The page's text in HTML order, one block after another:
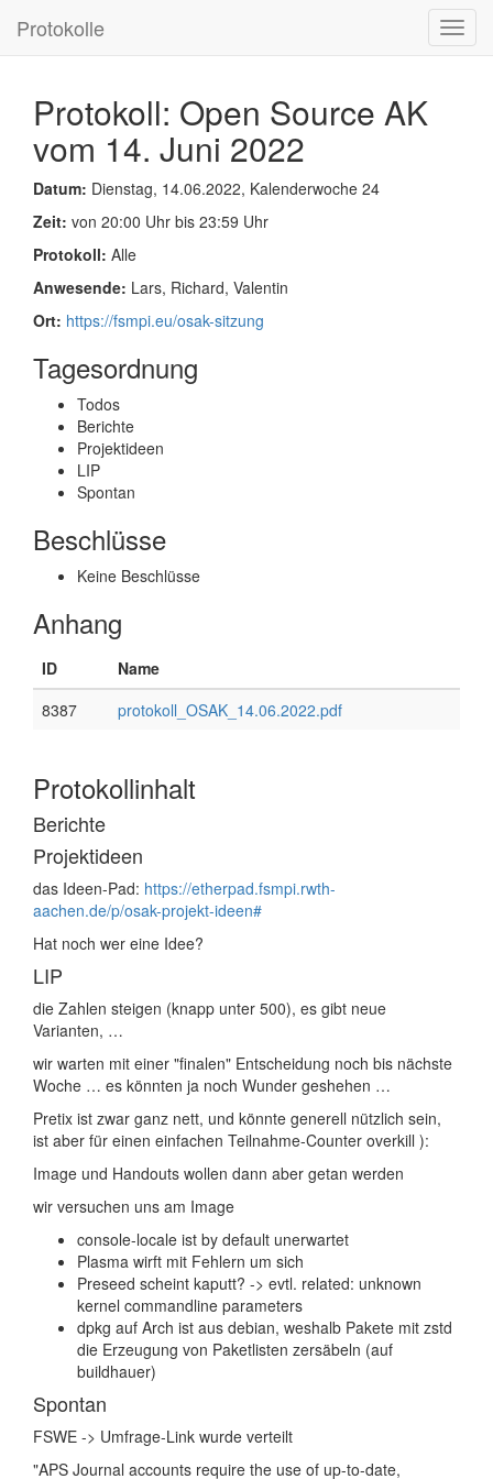
Protokolle
Protokoll: Open Source AK
vom 14. Juni 2022
Datum: Dienstag, 14.06.2022, Kalenderwoche 24
Zeit: von 20:00 Uhr bis 23:59 Uhr
Protokoll: Alle
Anwesende: Lars, Richard, Valentin
Ort: https://fsmpi.eu/osak-sitzung
Tagesordnung
Todos
Berichte
Projektideen
LIP
Spontan
Beschlüsse
Keine Beschlüsse
Anhang
ID
Name
8387
protokoll_OSAK_14.06.2022.pdf
Protokollinhalt
Berichte
Projektideen
das Ideen-Pad: https://etherpad.fsmpi.rwth-
aachen.de/p/osak-projekt-ideen#
Hat noch wer eine Idee?
LIP
die Zahlen steigen (knapp unter 500), es gibt neue
Varianten, …
wir warten mit einer "finalen" Entscheidung noch bis nächste
Woche … es könnten ja noch Wunder geshehen …
Pretix ist zwar ganz nett, und könnte generell nützlich sein,
ist aber für einen einfachen Teilnahme-Counter overkill ):
Image und Handouts wollen dann aber getan werden
wir versuchen uns am Image
console-locale ist by default unerwartet
Plasma wirft mit Fehlern um sich
Preseed scheint kaputt? -> evtl. related: unknown
kernel commandline parameters
dpkg auf Arch ist aus debian, weshalb Pakete mit zstd
die Erzeugung von Paketlisten zersäbeln (auf
buildhauer)
Spontan
FSWE -> Umfrage-Link wurde verteilt
"APS Journal accounts require the use of up-to-date,